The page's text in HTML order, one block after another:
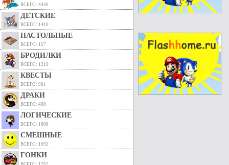
ВСЕГО: 4430
ДЕТСКИЕ
ВСЕГО: 1410
НАСТОЛЬНЫЕ
ВСЕГО: 157
БРОДИЛКИ
ВСЕГО: 1210
КВЕСТЫ
ВСЕГО: 901
ДРАКИ
ВСЕГО: 408
ЛОГИЧЕСКИЕ
ВСЕГО: 1808
СМЕШНЫЕ
ВСЕГО: 1092
ГОНКИ
ВСЕГО: 1762